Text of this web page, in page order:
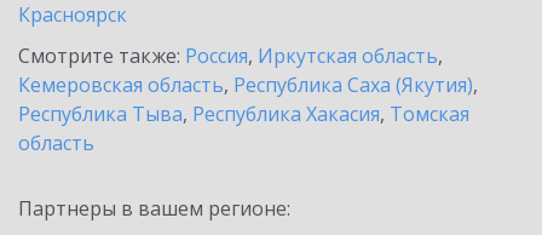
Красноярск
Смотрите также: Россия, Иркутская область,
Кемеровская область, Республика Саха (Якутия),
Республика Тыва, Республика Хакасия, Томская
область
Партнеры в вашем регионе: